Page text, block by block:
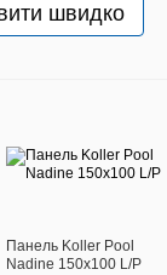
швидко
Панель Koller Pool
Nadine 150x100 L/P